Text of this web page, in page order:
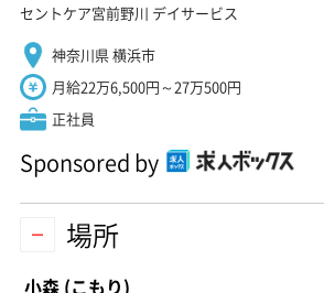
セントケア宮前野川 デイサービス
神奈川県 横浜市
月給22万6,500円～27万500円
正社員
Sponsored by
場所
小森 (こもり)